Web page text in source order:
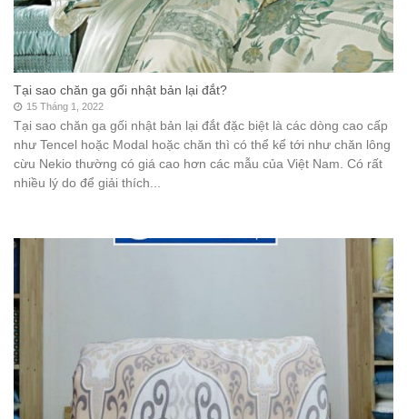
Tại sao chăn ga gối nhật bản lại đắt?
15 Tháng 1, 2022
Tại sao chăn ga gối nhật bản lại đắt đặc biệt là các dòng cao cấp
như Tencel hoặc Modal hoặc chăn thì có thể kể tới như chăn lông
cừu Nekio thường có giá cao hơn các mẫu của Việt Nam. Có rất
nhiều lý do để giải thích...